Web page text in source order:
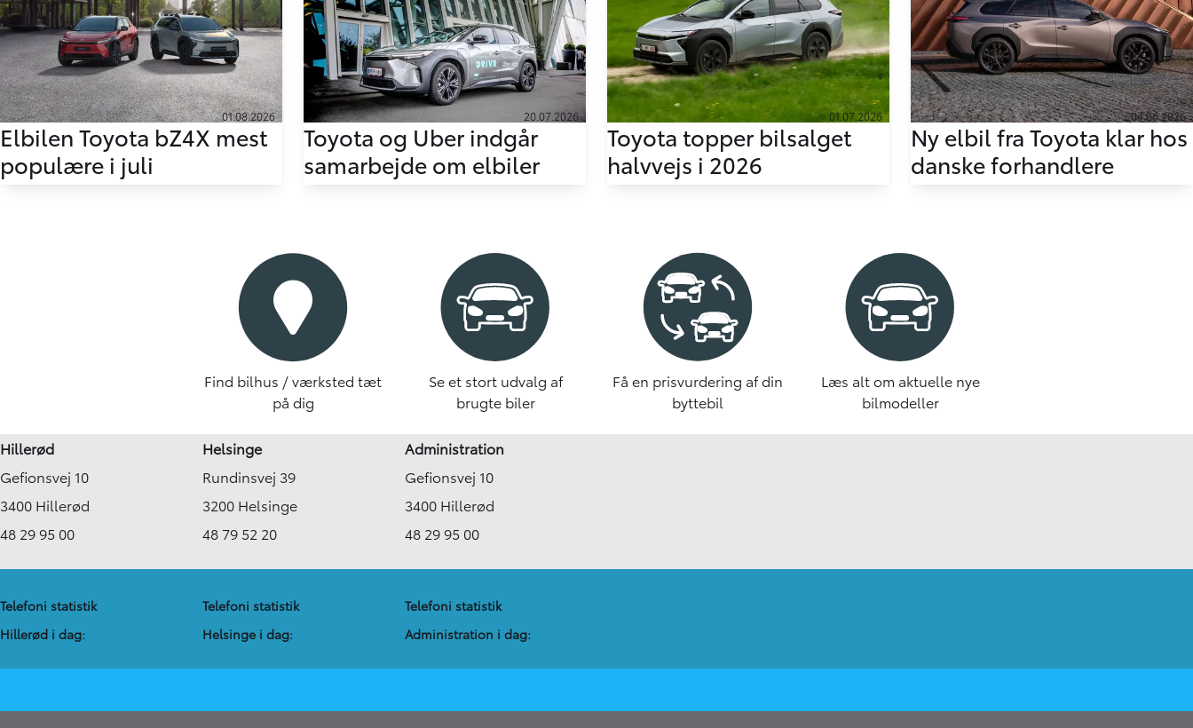
01.08.2026
Elbilen Toyota bZ4X mest
populære i juli
20.07.2026
Toyota og Uber indgår
samarbejde om elbiler
01.07.2026
Toyota topper bilsalget
halvvejs i 2026
04.06.2026
Ny elbil fra Toyota klar hos
danske forhandlere
Find bilhus / værksted tæt
på dig
Se et stort udvalg af
brugte biler
Få en prisvurdering af din
byttebil
Læs alt om aktuelle nye
bilmodeller
Hillerød
Gefionsvej 10
3400 Hillerød
48 29 95 00
Helsinge
Rundinsvej 39
3200 Helsinge
48 79 52 20
Administration
Gefionsvej 10
3400 Hillerød
48 29 95 00
Telefoni statistik
Hillerød i dag:
Telefoni statistik
Helsinge i dag:
Telefoni statistik
Administration​ i dag: